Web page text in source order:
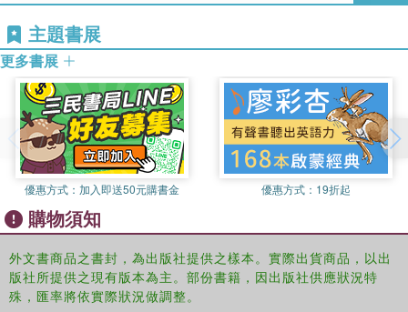
World Health Organization.
主題書展
更多書展
優惠方式： 加入即送50元購書金 優惠方式： 19折起
購物須知
外文書商品之書封，為出版社提供之樣本。實際出貨商品，以出
版社所提供之現有版本為主。部份書籍，因出版社供應狀況特
殊，匯率將依實際狀況做調整。